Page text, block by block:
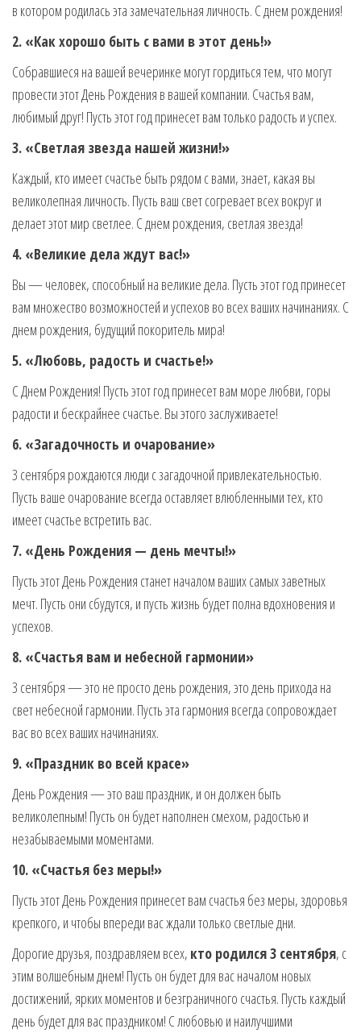
в котором родилась эта замечательная личность. С днем рождения!
2. «Как хорошо быть с вами в этот день!»
Собравшиеся на вашей вечеринке могут гордиться тем, что могут
провести этот День Рождения в вашей компании. Счастья вам,
любимый друг! Пусть этот год принесет вам только радость и успех.
3. «Светлая звезда нашей жизни!»
Каждый, кто имеет счастье быть рядом с вами, знает, какая вы
великолепная личность. Пусть ваш свет согревает всех вокруг и
делает этот мир светлее. С днем рождения, светлая звезда!
4. «Великие дела ждут вас!»
Вы — человек, способный на великие дела. Пусть этот год принесет
вам множество возможностей и успехов во всех ваших начинаниях. С
днем рождения, будущий покоритель мира!
5. «Любовь, радость и счастье!»
С Днем Рождения! Пусть этот год принесет вам море любви, горы
радости и бескрайнее счастье. Вы этого заслуживаете!
6. «Загадочность и очарование»
3 сентября рождаются люди с загадочной привлекательностью.
Пусть ваше очарование всегда оставляет влюбленными тех, кто
имеет счастье встретить вас.
7. «День Рождения — день мечты!»
Пусть этот День Рождения станет началом ваших самых заветных
мечт. Пусть они сбудутся, и пусть жизнь будет полна вдохновения и
успехов.
8. «Счастья вам и небесной гармонии»
3 сентября — это не просто день рождения, это день прихода на
свет небесной гармонии. Пусть эта гармония всегда сопровождает
вас во всех ваших начинаниях.
9. «Праздник во всей красе»
День Рождения — это ваш праздник, и он должен быть
великолепным! Пусть он будет наполнен смехом, радостью и
незабываемыми моментами.
10. «Счастья без меры!»
Пусть этот День Рождения принесет вам счастья без меры, здоровья
крепкого, и чтобы впереди вас ждали только светлые дни.
Дорогие друзья, поздравляем всех, кто родился 3 сентября, с
этим волшебным днем! Пусть он будет для вас началом новых
достижений, ярких моментов и безграничного счастья. Пусть каждый
день будет для вас праздником! С любовью и наилучшими